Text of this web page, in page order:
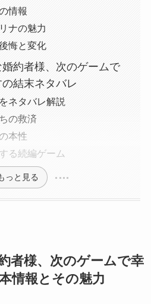
情報
ナの魅力
悔と変化
約者様、次のゲームで
結末ネタバレ
ネタバレ解説
の救済
本性
る続編ゲーム
っと見る
者様、次のゲームで幸
情報とその魅力